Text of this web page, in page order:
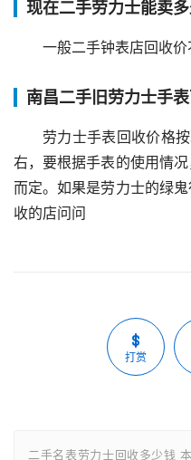
现在二手劳力士能卖
一般二手钟表店回收价
南昌二手旧劳力士手
劳力士手表回收价格
右，要根据手表的使用情
而定。如果是劳力士的绿
收的店问问
打赏
二手名表劳力士回收多少钱